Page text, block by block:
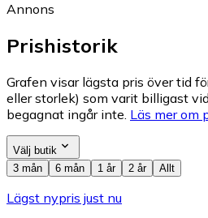
Annons
Prishistorik
Grafen visar lägsta pris över tid
eller storlek) som varit billigast
begagnat ingår inte. Läs mer om
Välj butik
3 mån
6 mån 1 år 2 år Allt
Lägst nypris just nu